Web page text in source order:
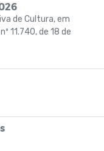
de Cultura, em
11.740, de 18 de